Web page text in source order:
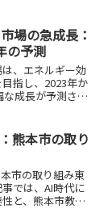
場の急成長：
の予測
、エネルギー効
指し、2023年か
な成長が予測され
熊本市の取り
市の取り組み東
では、AI時代に
と、熊本市教育